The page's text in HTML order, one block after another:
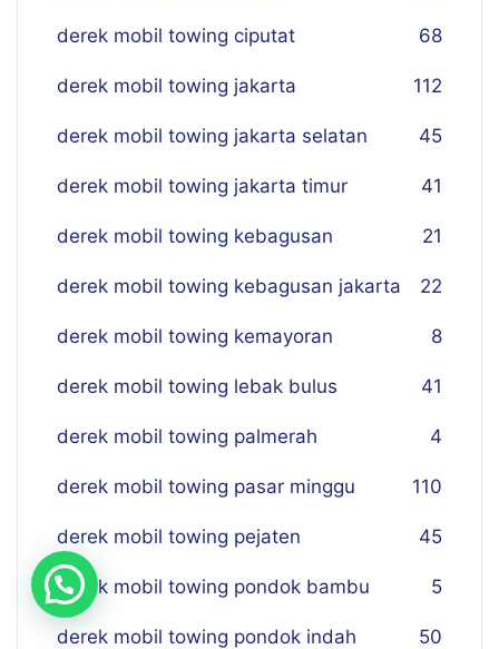
derek mobil towing ciputat 68
derek mobil towing jakarta 112
derek mobil towing jakarta selatan 45
derek mobil towing jakarta timur 41
derek mobil towing kebagusan 21
derek mobil towing kebagusan jakarta 22
derek mobil towing kemayoran 8
derek mobil towing lebak bulus 41
derek mobil towing palmerah 4
derek mobil towing pasar minggu 110
derek mobil towing pejaten 45
derek mobil towing pondok bambu 5
derek mobil towing pondok indah 50